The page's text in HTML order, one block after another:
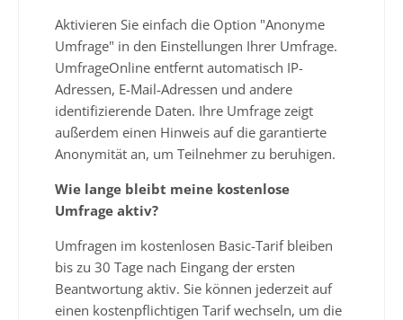
Aktivieren Sie einfach die Option "Anonyme
Umfrage" in den Einstellungen Ihrer Umfrage.
UmfrageOnline entfernt automatisch IP-
Adressen, E-Mail-Adressen und andere
identifizierende Daten. Ihre Umfrage zeigt
außerdem einen Hinweis auf die garantierte
Anonymität an, um Teilnehmer zu beruhigen.
Wie lange bleibt meine kostenlose
Umfrage aktiv?
Umfragen im kostenlosen Basic-Tarif bleiben
bis zu 30 Tage nach Eingang der ersten
Beantwortung aktiv. Sie können jederzeit auf
einen kostenpflichtigen Tarif wechseln, um die